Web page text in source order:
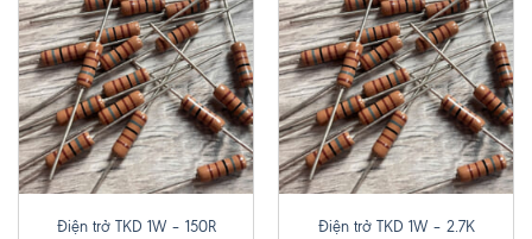
Điện trở TKD 1W – 150R
Điện trở TKD 1W – 2.7K